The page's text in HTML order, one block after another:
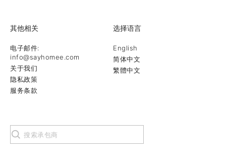
其他相关
电子邮件:
info@sayhomee.com
关于我们
隐私政策
服务条款
选择语言
English
简体中文
繁體中文